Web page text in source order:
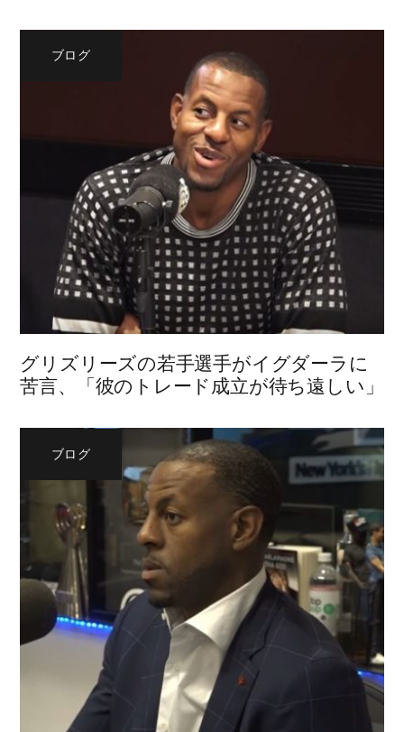
ブログ
グリズリーズの若手選手がイグダーラに
苦言、「彼のトレード成立が待ち遠しい」
ブログ